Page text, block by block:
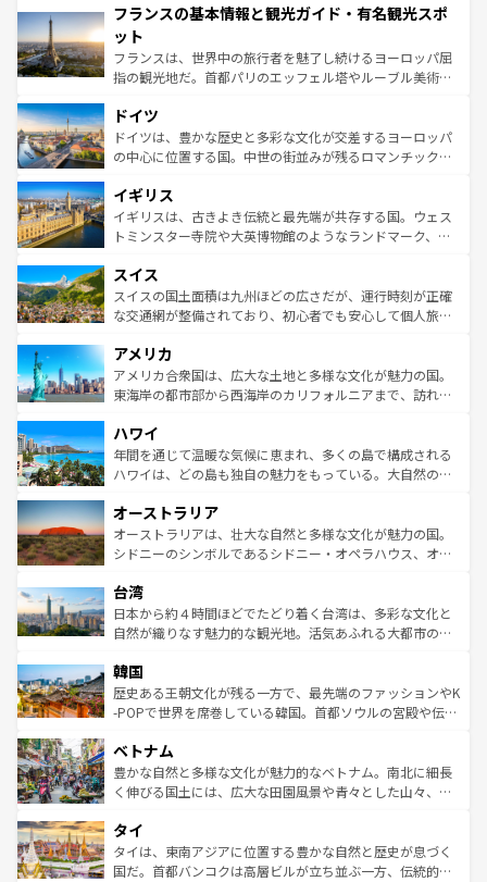
ませてくれるイタリアで、忘れられない旅をしてみよう！
なお、新着のイタリア情報は
しい。
文化が根付くこの国では、情熱的なフラメンコ、熱気あふ
れる闘牛、そして美味しいタパスが生活の一部となってい
る。首都マドリードの洗練された雰囲気や、バルセロナの
アートに溢れた街角から、地方では古代ローマ遺跡や中世
せる。地方によって風土や気候が異なるスペインはその個
性で訪れる人を魅了する。 なお、新着のスペイン情報は コ
ンテンツ一覧を参照してほしい。
フランスの基本情報と観光ガイド・有名観光スポ
ット
フランスは、世界中の旅行者を魅了し続けるヨーロッパ屈
指の観光地だ。首都パリのエッフェル塔やルーブル美術館
で、幅広い魅力が詰まっている。華麗な宮殿、歴史的な大
聖堂、美しいビーチ、そして豊かな自然が、訪れる者を心
から魅了する。また、フランスは美食の国としても知ら
いる。シャンパンの発祥地であるランス、プロヴァンスの
香り高いラベンダー畑など、多彩な楽しみ方が可能だ。さ
らに、パリ以外の地域にも魅力が溢れており、どの街角に
れる地方に足を運ぶとそれぞれで全く異なる文化を体験で
きるだろう。 なお、新着のフランス情報はコンテンツ一覧
を参照してほしい。
ドイツ
ドイツは、豊かな歴史と多彩な文化が交差するヨーロッパ
の中心に位置する国。中世の街並みが残るロマンチック街
顔を持つこの国は、どこを歩いても飽きることがない。ベ
ルリンの文化的活気、バイエルン州のアルプスの絶景、そ
してライン川沿いのワイン畑といった風景は必見。ビール
は、お酒好きな人にはぜひ体験してほしい。 なお、新着の
ドイツ情報はコンテンツ一覧を参照してほしい。
イギリス
イギリスは、古きよき伝統と最先端が共存する国。ウェス
トミンスター寺院や大英博物館のようなランドマーク、歴
リアごとに異なる魅力がある。また、優雅なアフタヌーン
ティー、ビール好きにはたまらない英国パブ、サッカー観
戦など、本場だからこそできる体験も豊富。イギリスを旅
ンツ一覧を参照してほしい。
スイス
スイスの国土面積は九州ほどの広さだが、運行時刻が正確
な交通網が整備されており、初心者でも安心して個人旅行
の建物がそのまま残る町や、スイスならではのユニークな
博物館もあり、アルプス観光だけでなく町歩きも満喫する
ことができる。国民の所得が高いため物価も高いが、旅行
ば市内交通費無料で観光を楽しむこともできる。 なお、新
着のスイス情報はコンテンツ一覧 を参照してほしい。
アメリカ
アメリカ合衆国は、広大な土地と多様な文化が魅力の国。
東海岸の都市部から西海岸のカリフォルニアまで、訪れる
のような巨大都市は、観光、ショッピング、エンターテイ
ンメントが詰まった刺激的なスポットだ。一方、アメリカ
西部には大自然が広がり、グランドキャニオンやイエロー
部のニューオーリンズでは、音楽と美食が融合した独特の
文化が魅力。旅行者はアメリカの各地域で異なる魅力を楽
しみながら、その多様性と豊かな歴史を感じることができ
ならではの贅沢な旅のスタイルだ。 なお、新着のアメリカ
情報はコンテンツ一覧を参照してほしい。
ハワイ
年間を通じて温暖な気候に恵まれ、多くの島で構成される
ハワイは、どの島も独自の魅力をもっている。大自然の神
ワイ島は見逃せない。また、定番の観光地といえばオアフ
島だが、静かな自然を求めるならマウイ島やカウアイ島が
おすすめ。エメラルドグリーンに輝く海をはじめ、豊かな
れるおもてなしの心で訪れる人々を迎えてくれるハワイの
人々、おいしいローカルフードやハワイアンミュージッ
ク、伝統的なフラダンスなど、すべてがハワイの魅力を彩
ワイを、存分に味わってほしい。 なお、新着のハワイ情報
はコンテンツ一覧を参照してほしい。
オーストラリア
オーストラリアは、壮大な自然と多様な文化が魅力の国。
シドニーのシンボルであるシドニー・オペラハウス、オー
リアリーフや大陸中央部にそびえるウルル（エアーズロッ
ク）、タスマニアの美しい原生林やケアンズの熱帯雨林な
ど、見どころがたくさん。また、カフェやワイン、オージ
いる。アクティビティも充実しており、サーフィンやダイ
ビング、ハイキングなど、アウトドア好きにはたまらな
い。オーストラリアの多彩な魅力を存分に味わいつくそ
参照してほしい。
台湾
日本から約４時間ほどでたどり着く台湾は、多彩な文化と
自然が織りなす魅力的な観光地。活気あふれる大都市の台
ン）、静ひつな山岳地帯である台湾東部など、都市の喧騒
と山間の静けさが共存しており、訪れる人に新しい発見と
驚きをもたらしてくれる。また、奥深い台湾の食文化も魅
容にもいいと評判のスイーツなど、バラエティ豊かな料理
が味わえる。 なお、新着の台湾情報は コンテンツ一覧を参
照してほしい。
韓国
歴史ある王朝文化が残る一方で、最先端のファッションやK
-POPで世界を席巻している韓国。首都ソウルの宮殿や伝統
き、地方に足を延ばせば四季折々の自然美を楽しむことが
できる。そして、キムチや焼肉、絶品のストリートフード
まで、さまざまな韓国料理が待っている。夜には、韓国な
リティに包まれながら、韓国の多彩な魅力を心ゆくまで味
わってみてほしい。 なお、新着の韓国情報はコンテンツ一
覧を参照してほしい。
ベトナム
豊かな自然と多様な文化が魅力的なベトナム。南北に細長
く伸びる国土には、広大な田園風景や青々とした山々、世
急速な発展と共に伝統が息づく。ハノイの古い町並みやホ
ーチミン市のフランス統治時代の建物も、独特の雰囲気を
醸し出している。また、バラエティの豊かさとおいしさで
タイ
タイは、東南アジアに位置する豊かな自然と歴史が息づく
国だ。首都バンコクは高層ビルが立ち並ぶ一方、伝統的な